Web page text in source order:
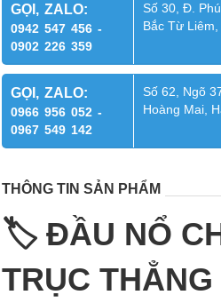
GỌI, ZALO:
0942 547 456 -
0902 226 359
Số 30, Đ.
Bắc Từ
GỌI, ZALO:
0966 956 052 -
0967 549 142
Số 62, Ngõ
Hoàng Mai,
THÔNG TIN SẢN PHẨM
🏷 ĐẦU NỔ
TRỤC